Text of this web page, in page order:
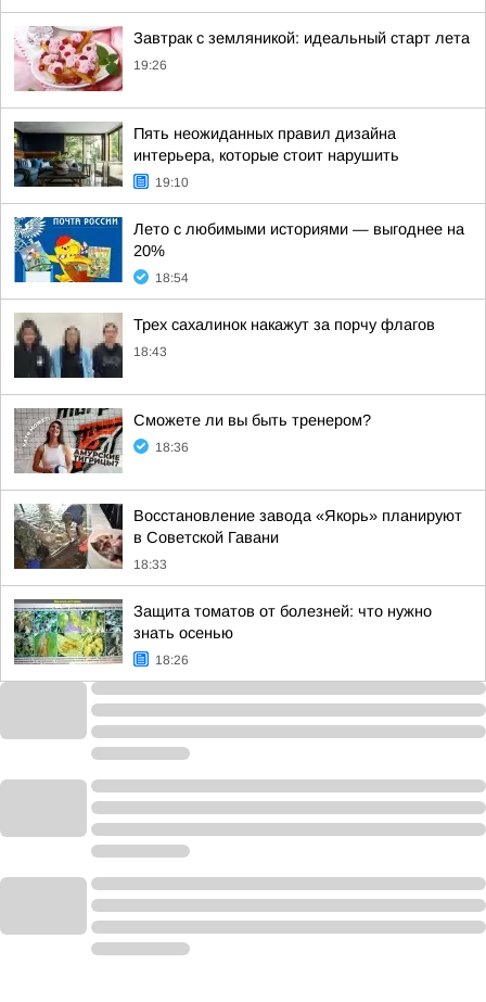
Завтрак с земляникой: идеальный старт лета
19:26
Пять неожиданных правил дизайна
интерьера, которые стоит нарушить
19:10
Лето с любимыми историями — выгоднее на
20%
18:54
Трех сахалинок накажут за порчу флагов
18:43
Сможете ли вы быть тренером?
18:36
Восстановление завода «Якорь» планируют
в Советской Гавани
18:33
Защита томатов от болезней: что нужно
знать осенью
18:26